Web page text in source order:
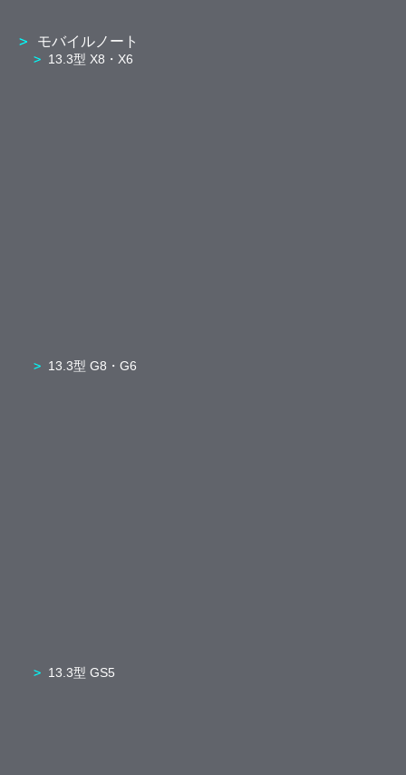
モバイルノート
13.3型 X8・X6
13.3型 G8・G6
13.3型 GS5